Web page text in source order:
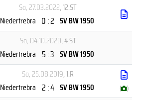
So, 27.03.2022, 12.ST
Niedertrebra 0 : 2 SV BW 1950
So, 04.10.2020, 4.ST
Niedertrebra 5 : 3 SV BW 1950
So, 25.08.2019, 1.R
Niedertrebra 2 : 4 SV BW 1950 ( )